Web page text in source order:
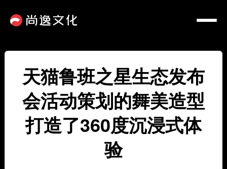
天猫鲁班之星生态发布
会活动策划的舞美造型
打造了360度沉浸式体
验